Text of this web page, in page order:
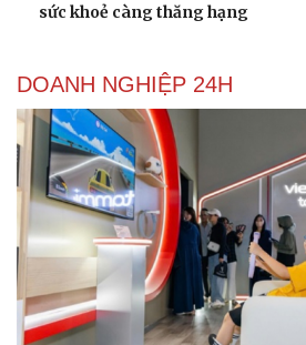
Du lịch
Tư vấn
Săn Tour
Câu
Đọc
Kể
Hạt
sức khoẻ càng thăng hạng
DOANH NGHIỆP 24H